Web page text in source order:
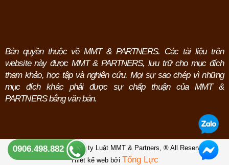
Bản quyền thuộc về MMT & PARTNERS. Các tài liệu trên
website này được MMT & PARTNERS, lưu trữ cho mục đích
tham khảo, học tập và nghiên cứu.Mọi sự sao chép vì những
mục đích khác phải được sự chấp thuận của MMT &
PARTNERS bằng văn bản.
Copyright © 2026 Công ty Luật MMT & Partners, ® All Reserved.
Thiết kế web bởi Tổng Lực
0906.498.882